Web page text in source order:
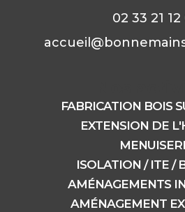
02 33 21 12
FABRICATION BOIS
EXTENSION DE
ISOLATION / ITE /
AMÉNAGEMENTS
AMÉNAGEMENT